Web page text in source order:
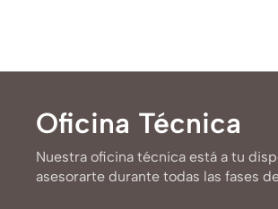
Oficina Técnica
Nuestra oficina técnica está a tu
asesorarte durante todas las fases